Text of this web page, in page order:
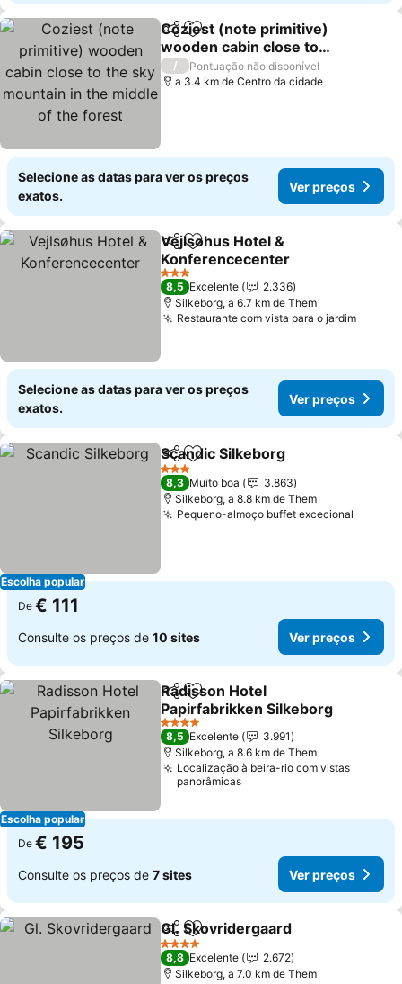
PartilharAdicionar aos favoritos
Coziest (note primitive)
wooden cabin close to
the sky mountain in the
middle of the forest
/
Pontuação não disponível
a 3.4 km de Centro da cidade
Selecione as datas para ver os preços
exatos.
Ver preços
PartilharAdicionar aos favoritos
Vejlsøhus Hotel &
Konferencecenter
3 Estrelas
8,5 Excelente
2.336
Silkeborg, a 6.7 km de Them
Restaurante com vista para o jardim
Selecione as datas para ver os preços
exatos.
Ver preços
Escolha popular
PartilharAdicionar aos favoritos
Scandic Silkeborg
3 Estrelas
8,3 Muito boa
3.863
Silkeborg, a 8.8 km de Them
Pequeno-almoço buffet excecional
De € 111
Consulte os preços de 10 sites Ver preços
Escolha popular
PartilharAdicionar aos favoritos
Radisson Hotel
Papirfabrikken Silkeborg
4 Estrelas
8,5 Excelente
3.991
Silkeborg, a 8.6 km de Them
Localização à beira-rio com vistas
panorâmicas
De € 195
Consulte os preços de 7 sites Ver preços
PartilharAdicionar aos favoritos
Gl. Skovridergaard
4 Estrelas
8,8 Excelente
2.672
Silkeborg, a 7.0 km de Them